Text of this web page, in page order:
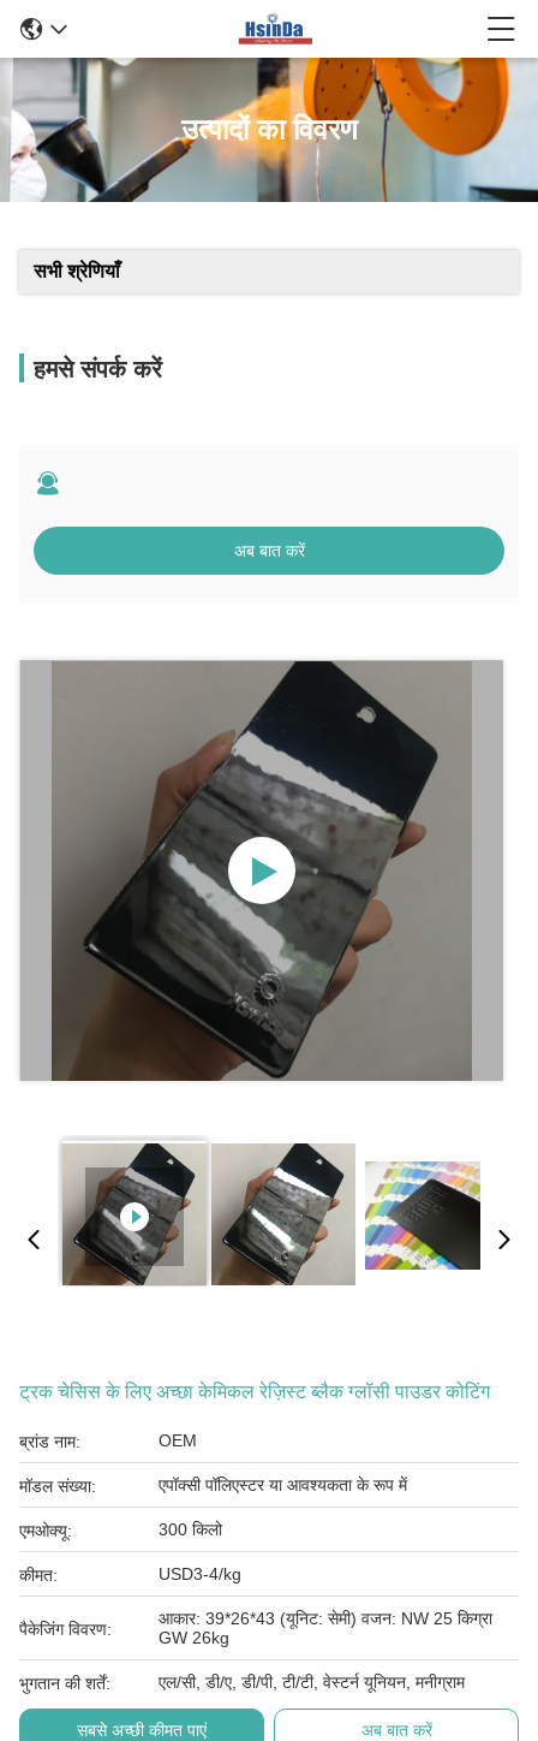
उत्पादों का विवरण
सभी श्रेणियाँ
हमसे संपर्क करें
अब बात करें
ट्रक चेसिस के लिए अच्छा केमिकल रेज़िस्ट ब्लैक ग्लॉसी पाउडर कोटिंग
ब्रांड नाम: OEM
मॉडल संख्या: एपॉक्सी पॉलिएस्टर या आवश्यकता के रूप में
एमओक्यू: 300 किलो
कीमत: USD3-4/kg
पैकेजिंग विवरण:
आकार: 39*26*43 (यूनिट: सेमी) वजन: NW 25 किग्रा
GW 26kg
भुगतान की शर्तें: एल/सी, डी/ए, डी/पी, टी/टी, वेस्टर्न यूनियन, मनीग्राम
सबसे अच्छी कीमत पाएं अब बात करें